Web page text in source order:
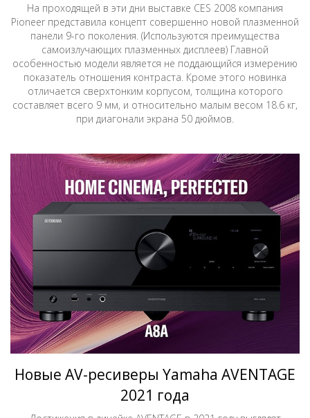
На проходящей в эти дни выставке CES 2008 компания
Pioneer представила концепт совершенно новой плазменной
панели 9-го поколения. (Используются преимущества
самоизлучающих плазменных дисплеев) Главной
особенностью модели является не поддающийся измерению
показатель отношения контраста. Кроме этого новинка
отличается сверхтонким корпусом, толщина которого
составляет всего 9 мм, и относительно малым весом 18.6 кг,
при диагонали экрана 50 дюймов.
Новые AV-ресиверы Yamaha AVENTAGE
2021 года